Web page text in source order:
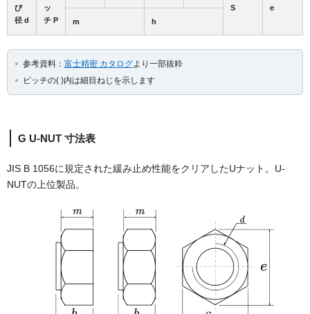
び
径 d
ッ
チ P
S
e
m
h
参考資料： 富士精密 カタログより一部抜粋
ピッチの( )内は細目ねじを示します
G U-NUT 寸法表
JIS B 1056に規定された緩み止め性能をクリアしたUナット。U-
NUTの上位製品。